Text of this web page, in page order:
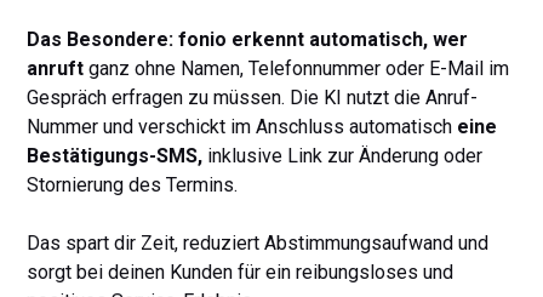
Das Besondere: fonio erkennt automatisch, wer
anruft ganz ohne Namen, Telefonnummer oder E-Mail im
Gespräch erfragen zu müssen. Die KI nutzt die Anruf-
Nummer und verschickt im Anschluss automatisch eine
Bestätigungs-SMS, inklusive Link zur Änderung oder
Stornierung des Termins.
Das spart dir Zeit, reduziert Abstimmungsaufwand und
sorgt bei deinen Kunden für ein reibungsloses und